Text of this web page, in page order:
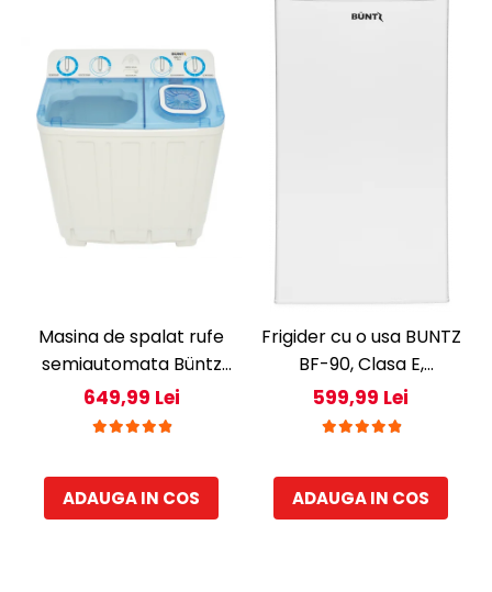
Masina de spalat rufe
semiautomata Büntz
BMS-72, 7 Kg,
Capacitate rufe
Alb/Albastru
649,99 Lei
ADAUGA IN COS
Frigider cu o usa BUNTZ
BF-90, Clasa E,
Capacitate 80L,
Iluminare interioara,
H 83 cm, Alb
599,99 Lei
ADAUGA IN COS